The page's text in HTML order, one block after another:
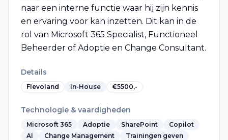
naar een interne functie waar hij zijn kennis
en ervaring voor kan inzetten. Dit kan in de
rol van Microsoft 365 Specialist, Functioneel
Beheerder of Adoptie en Change Consultant.
Details
Flevoland In-House €5500,-
Technologie & vaardigheden
Microsoft 365 Adoptie SharePoint
Copilot
AI
Change Management
Trainingen geven